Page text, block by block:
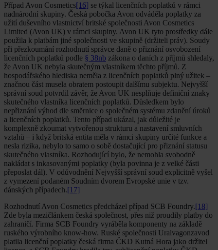
Případ Avon Cosmetics[16] se týkal licenčních poplatků v rámci
nadnárodní skupiny. Česká pobočka Avon odváděla poplatky za
užití duševního vlastnictví britské společnosti Avon Cosmetics
Limited (Avon UK) v rámci skupiny. Avon UK tyto prostředky dále
použila k platbám jiné společnosti ve skupině (držiteli práv). Soudy
při přezkoumání rozhodnutí správce daně o přiznání osvobození
licenčních poplatků podle § 38nb zákona o daních z příjmů shledaly,
že Avon UK nebyla skutečným vlastníkem těchto příjmů. Z
hospodářského hlediska neměla z licenčních poplatků plný užitek –
značnou část musela obratem postoupit dalšímu subjektu. Nejvyšší
správní soud potvrdil závěr, že Avon UK nesplňuje definiční znaky
skutečného vlastníka licenčních poplatků. Důsledkem bylo
nepřiznání výhod dle směrnice o společném systému zdanění úroků
a licenčních poplatků. Tento případ ukázal, jak důležité je
komplexně zkoumat vytvořenou strukturu a nastavení smluvních
vztahů – i když britská entita měla v rámci skupiny určité funkce a
nesla rizika, nebylo to samo o sobě dostačující pro přiznání statusu
skutečného vlastníka. Rozhodující bylo, že nemohla svobodně
nakládat s inkasovanými poplatky (byla povinna je z velké části
přeposlat dál). V odůvodnění Nejvyšší správní soud explicitně vyšel
z vymezení podaném Soudním dvorem Evropské unie v tzv.
dánských případech.[17]
Rozhodnutí Avon Cosmetics předcházel případ SCB Foundry.[18]
Zde byla mezičlánkem česká společnost, přes niž proudily platby do
zahraničí. Firma SCB Foundry vyráběla komponenty na základě
ruského výrobního know-how. Ruské společnosti Uralvagonzavod
platila licenční poplatky česká firma ČKD Kutná Hora jako držitel